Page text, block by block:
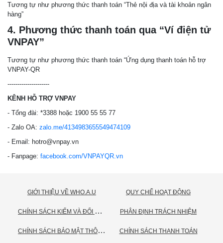
Tương tự như phương thức thanh toán “Thẻ nội địa và tài khoản ngân
hàng”
4. Phương thức thanh toán qua “Ví điện tử
VNPAY”
Tương tự như phương thức thanh toán “Ứng dụng thanh toán hỗ trợ
VNPAY-QR
---------------------
KÊNH HỖ TRỢ VNPAY
- Tổng đài: *3388 hoặc 1900 55 55 77
- Zalo OA: zalo.me/4134983655549474109
- Email: hotro@vnpay.vn
- Fanpage: facebook.com/VNPAYQR.vn
GIỚI THIỆU VỀ WHO.A.U
C
HÍNH SÁCH KIỂM VÀ ĐỔI TRẢ HÀNG
C
HÍNH SÁCH BẢO MẬT THÔNG TIN CÁ NHÂN
QUY CHẾ HOẠT ĐỘNG
PHÂN ĐỊNH TRÁCH NHIỆM
CHÍNH SÁCH THANH TOÁN